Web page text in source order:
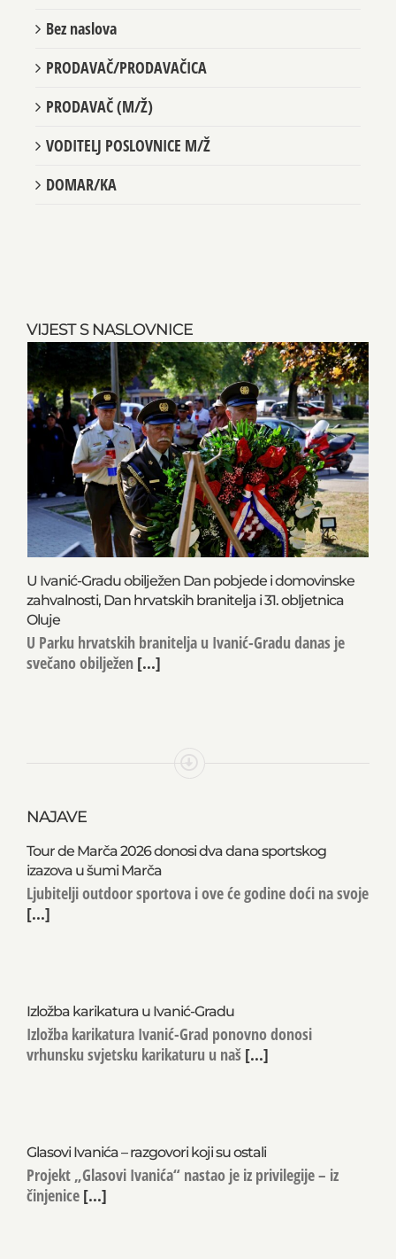
VIJEST S NASLOVNICE
U Ivanić-Gradu obilježen Dan pobjede i domovinske
zahvalnosti, Dan hrvatskih branitelja i 31. obljetnica
Oluje
U Parku hrvatskih branitelja u Ivanić-Gradu danas je
svečano obilježen [...]
NAJAVE
Tour de Marča 2026 donosi dva dana sportskog
izazova u šumi Marča
Ljubitelji outdoor sportova i ove će godine doći na svoje
[...]
Izložba karikatura u Ivanić-Gradu
Izložba karikatura Ivanić-Grad ponovno donosi
vrhunsku svjetsku karikaturu u naš [...]
Glasovi Ivanića – razgovori koji su ostali
Projekt „Glasovi Ivanića“ nastao je iz privilegije – iz
činjenice [...]
Bez naslova
PRODAVAČ/PRODAVAČICA
PRODAVAČ (M/Ž)
VODITELJ POSLOVNICE M/Ž
DOMAR/KA